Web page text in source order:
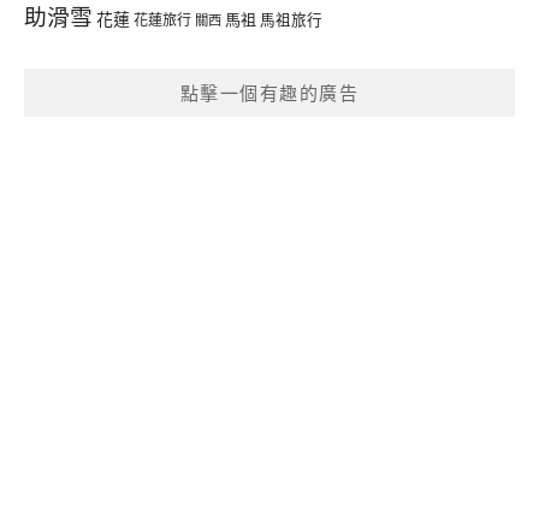
助滑雪 花蓮花蓮旅行 關西 馬祖 馬祖旅行
點擊一個有趣的廣告